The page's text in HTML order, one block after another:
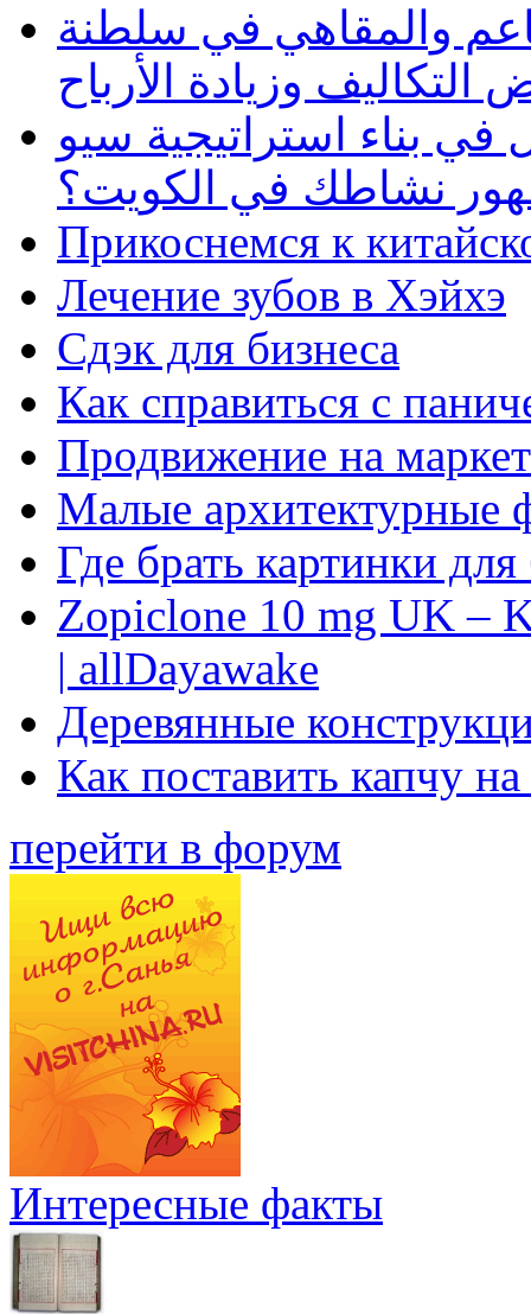
والمقاهي في سلطنة
وزيادة الأرباح
بناء استراتيجية سيو
نشاطك في الكويت؟
Прикоснемся к
Лечение зубов в Хэйхэ
Сдэк для бизнеса
Как справиться с
Продвижение на
Малые архитектурные
Где брать картинки
Zopiclone 10 mg UK –
| allDayawake
Деревянные
Как поставить капчу
перейти в форум
Интересные факты